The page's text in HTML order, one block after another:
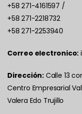
+58 271-4161597 /
+58 271-2218732
+58 271-2253940
Correo electronico:
Dirección: Calle 13
Centro Empresarial
Valera Edo Trujillo